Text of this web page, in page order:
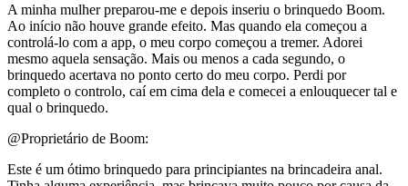
A minha mulher preparou-me e depois inseriu o brinquedo Boom.
Ao início não houve grande efeito. Mas quando ela começou a
controlá-lo com a app, o meu corpo começou a tremer. Adorei
mesmo aquela sensação. Mais ou menos a cada segundo, o
brinquedo acertava no ponto certo do meu corpo. Perdi por
completo o controlo, caí em cima dela e comecei a enlouquecer tal e
qual o brinquedo.
@Proprietário de Boom:
Este é um ótimo brinquedo para principiantes na brincadeira anal.